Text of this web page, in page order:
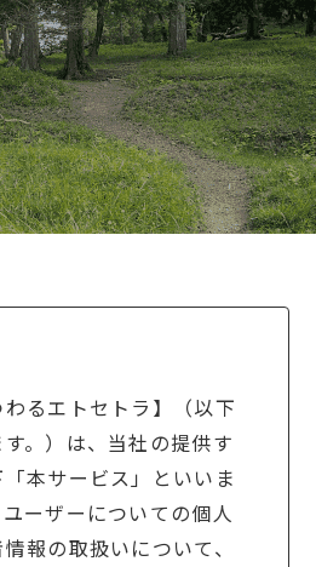
わるエトセトラ】（以下
す。）は、当社の提供す
本サービス」といいま
ーザーについての個人
報の取扱いについて、